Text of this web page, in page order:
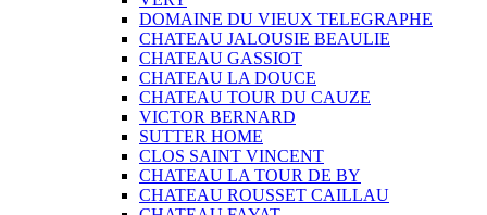
DOMAINE DU VIEUX TELEGRAPHE
CHATEAU JALOUSIE BEAULIE
CHATEAU GASSIOT
CHATEAU LA DOUCE
CHATEAU TOUR DU CAUZE
VICTOR BERNARD
SUTTER HOME
CLOS SAINT VINCENT
CHATEAU LA TOUR DE BY
CHATEAU ROUSSET CAILLAU